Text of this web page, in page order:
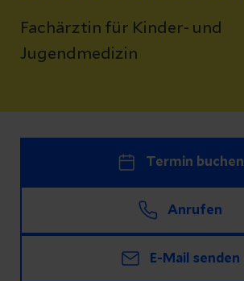
Fachärztin für Kinder- und
Jugendmedizin
Termin buchen
Anrufen
E-Mail senden